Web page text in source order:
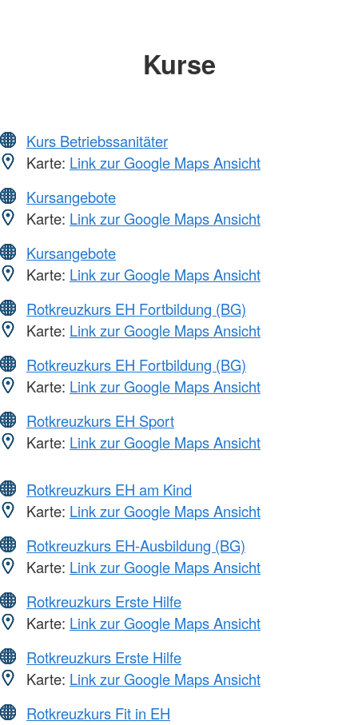
Kurse
Kurs Betriebssanitäter
Karte: Link zur Google Maps Ansicht
Kursangebote
Karte: Link zur Google Maps Ansicht
Kursangebote
Karte: Link zur Google Maps Ansicht
Rotkreuzkurs EH Fortbildung (BG)
Karte: Link zur Google Maps Ansicht
Rotkreuzkurs EH Fortbildung (BG)
Karte: Link zur Google Maps Ansicht
Rotkreuzkurs EH Sport
Karte: Link zur Google Maps Ansicht
Rotkreuzkurs EH am Kind
Karte: Link zur Google Maps Ansicht
Rotkreuzkurs EH-Ausbildung (BG)
Karte: Link zur Google Maps Ansicht
Rotkreuzkurs Erste Hilfe
Karte: Link zur Google Maps Ansicht
Rotkreuzkurs Erste Hilfe
Karte: Link zur Google Maps Ansicht
Rotkreuzkurs Fit in EH